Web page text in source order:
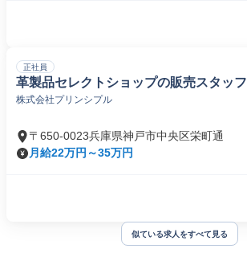
正社員
革製品セレクトショップの販売スタッフ
株式会社プリンシプル
〒650-0023兵庫県神戸市中央区栄町通
月給22万円～35万円
似ている求人をすべて見る